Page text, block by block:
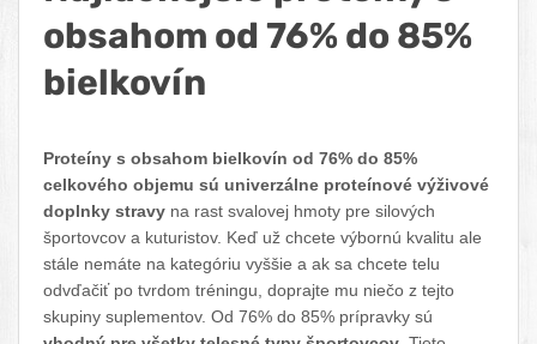
obsahom od 76% do 85%
bielkovín
Facebook
Twitter
Pinterest
LinkedIn
Tumblr
reddit
Proteíny s obsahom bielkovín od 76% do 85%
celkového objemu sú univerzálne proteínové výživové
doplnky stravy na rast svalovej hmoty pre silových
športovcov a kuturistov. Keď už chcete výbornú kvalitu ale
stále nemáte na kategóriu vyššie a ak sa chcete telu
odvďačiť po tvrdom tréningu, doprajte mu niečo z tejto
skupiny suplementov. Od 76% do 85% prípravky sú